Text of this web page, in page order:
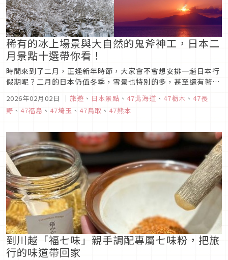
稀有的冰上場景與大自然的鬼斧神工，日本二
月景點十選帶你看！
時間來到了二月，正逢新年時節，大家會不會想安排一趟日本行
假期呢？二月的日本仍值冬季，雪景也特別的多，甚至還有著極
二月的日本推薦景點十選，來做為各位安排出遊行程的參考吧！
2026年02月02日 ｜ 旅遊 、 日本景點 、 47北海道 、 47栃木 、 47長
野 、 47福島 、 47埼玉 、 47鳥取 、 47熊本
到川越「福七味」親手調配專屬七味粉，把旅
行的味道帶回家